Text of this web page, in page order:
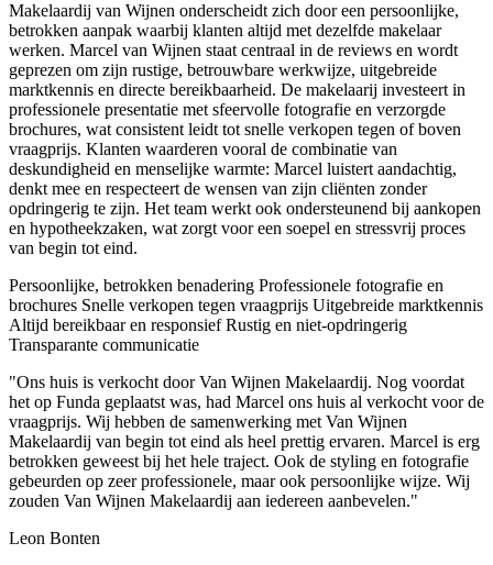
Makelaardij van Wijnen onderscheidt zich door een persoonlijke,
betrokken aanpak waarbij klanten altijd met dezelfde makelaar
werken. Marcel van Wijnen staat centraal in de reviews en wordt
geprezen om zijn rustige, betrouwbare werkwijze, uitgebreide
marktkennis en directe bereikbaarheid. De makelaarij investeert in
professionele presentatie met sfeervolle fotografie en verzorgde
brochures, wat consistent leidt tot snelle verkopen tegen of boven
vraagprijs. Klanten waarderen vooral de combinatie van
deskundigheid en menselijke warmte: Marcel luistert aandachtig,
denkt mee en respecteert de wensen van zijn cliënten zonder
opdringerig te zijn. Het team werkt ook ondersteunend bij aankopen
en hypotheekzaken, wat zorgt voor een soepel en stressvrij proces
van begin tot eind.
Persoonlijke, betrokken benadering Professionele fotografie en
brochures Snelle verkopen tegen vraagprijs Uitgebreide marktkennis
Altijd bereikbaar en responsiefRustig en niet-opdringerig
Transparante communicatie
"Ons huis is verkocht door Van Wijnen Makelaardij. Nog voordat
het op Funda geplaatst was, had Marcel ons huis al verkocht voor de
vraagprijs. Wij hebben de samenwerking met Van Wijnen
Makelaardij van begin tot eind als heel prettig ervaren. Marcel is erg
betrokken geweest bij het hele traject. Ook de styling en fotografie
gebeurden op zeer professionele, maar ook persoonlijke wijze. Wij
zouden Van Wijnen Makelaardij aan iedereen aanbevelen."
Leon Bonten